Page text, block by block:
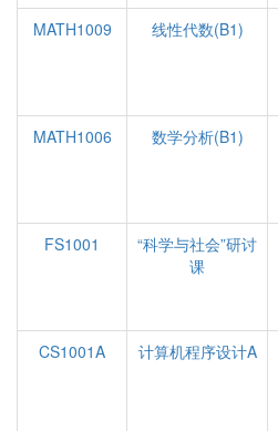
MATH1009
线性代数(B1)
MATH1006
数学分析(B1)
FS1001
“科学与社会”研讨
课
CS1001A
计算机程序设计A